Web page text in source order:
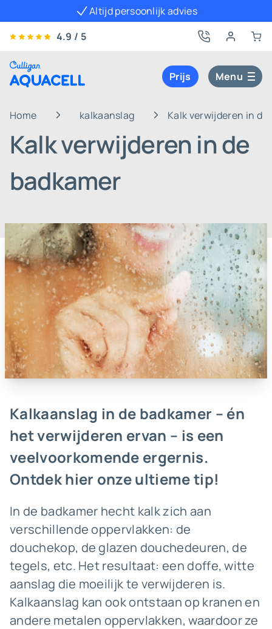
Altijd persoonlijk advies
4.9 / 5
Prijs Menu
Home kalkaanslag Kalk verwijderen in de
Kalk verwijderen in de
badkamer
Kalkaanslag in de badkamer – én
het verwijderen ervan – is een
veelvoorkomende ergernis.
Ontdek hier onze ultieme tip!
In de badkamer hecht kalk zich aan
verschillende oppervlakken: de
douchekop, de glazen douchedeuren, de
tegels, etc. Het resultaat: een doffe, witte
aanslag die moeilijk te verwijderen is.
Kalkaanslag kan ook ontstaan op kranen en
andere metalen oppervlakken, waardoor ze